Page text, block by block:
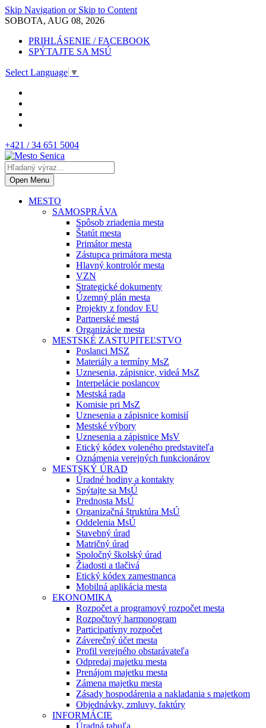
Skip Navigation or Skip to Content
SOBOTA, AUG 08, 2026
PRIHLÁSENIE / FACEBOOK
SPÝTAJTE SA MSÚ
Select Language ▼
+421 / 34 651 5004
Open Menu
MESTO
SAMOSPRÁVA
Spôsob zriadenia mesta
Štatút mesta
Primátor mesta
Zástupca primátora mesta
Hlavný kontrolór mesta
VZN
Strategické dokumenty
Územný plán mesta
Projekty z fondov EU
Partnerské mestá
Organizácie mesta
MESTSKÉ ZASTUPITEĽSTVO
Poslanci MSZ
Materiály a termíny MsZ
Uznesenia, zápisnice, videá MsZ
Interpelácie poslancov
Mestská rada
Komisie pri MsZ
Uznesenia a zápisnice komisií
Mestské výbory
Uznesenia a zápisnice MsV
Etický kódex voleného predstaviteľa
Oznámenia verejných funkcionárov
MESTSKÝ ÚRAD
Úradné hodiny a kontakty
Spýtajte sa MsÚ
Prednosta MsÚ
Organizačná štruktúra MsÚ
Oddelenia MsÚ
Stavebný úrad
Matričný úrad
Spoločný školský úrad
Žiadosti a tlačivá
Etický kódex zamestnanca
Mobilná aplikácia mesta
EKONOMIKA
Rozpočet a programový rozpočet mesta
Rozpočtový harmonogram
Participatívny rozpočet
Záverečný účet mesta
Profil verejného obstarávateľa
Odpredaj majetku mesta
Prenájom majetku mesta
Zámena majetku mesta
Zásady hospodárenia a nakladania s majetkom
Objednávky, zmluvy, faktúry
INFORMÁCIE